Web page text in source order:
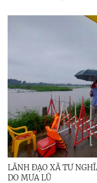
LÃNH ĐẠO XÃ TƯ
DO MƯA LŨ